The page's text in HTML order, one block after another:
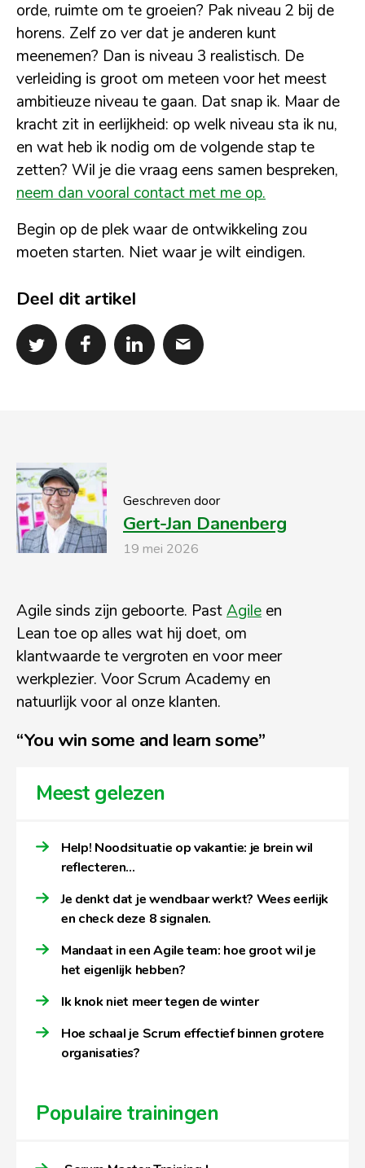
orde, ruimte om te groeien? Pak niveau 2 bij de
horens. Zelf zo ver dat je anderen kunt
meenemen? Dan is niveau 3 realistisch. De
verleiding is groot om meteen voor het meest
ambitieuze niveau te gaan. Dat snap ik. Maar de
kracht zit in eerlijkheid: op welk niveau sta ik nu,
en wat heb ik nodig om de volgende stap te
zetten? Wil je die vraag eens samen bespreken,
neem dan vooral contact met me op.
Begin op de plek waar de ontwikkeling zou
moeten starten. Niet waar je wilt eindigen.
Deel dit artikel
Geschreven door
Gert-Jan Danenberg
19 mei 2026
Agile sinds zijn geboorte. PastAgile en
Lean toe op alles wat hij doet, om
klantwaarde te vergroten en voor meer
werkplezier. Voor Scrum Academy en
natuurlijk voor al onze klanten.
“You win some and learn some”
Meest gelezen
Help! Noodsituatie op vakantie: je brein wil
reflecteren…
Je denkt dat je wendbaar werkt? Wees eerlijk
en check deze 8 signalen.
Mandaat in een Agile team: hoe groot wil je
het eigenlijk hebben?
Ik knok niet meer tegen de winter
Hoe schaal je Scrum effectief binnen grotere
organisaties?
Populaire trainingen